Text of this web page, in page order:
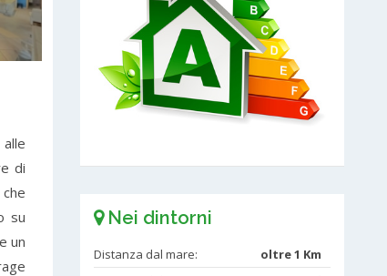
di
su
un
Nei dintorni
Distanza dal mare:
oltre 1 Km